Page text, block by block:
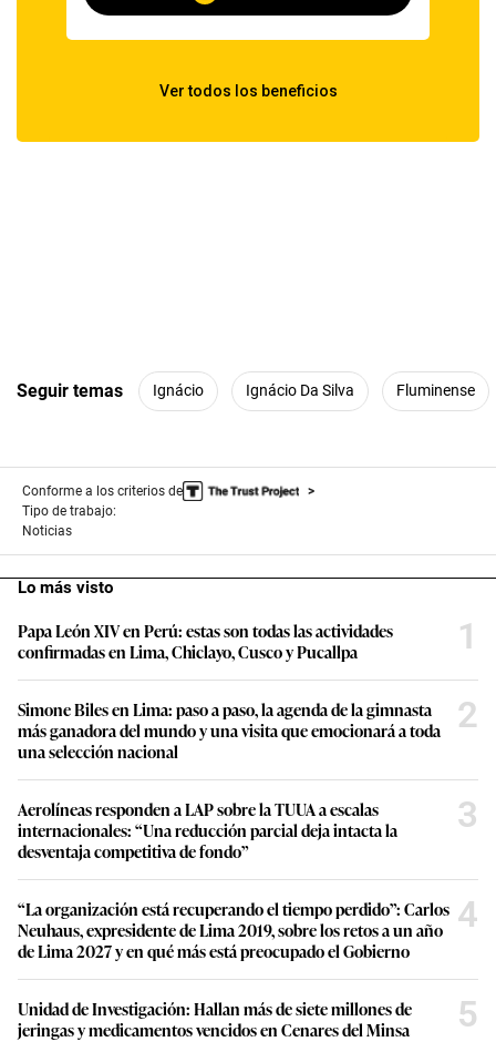
Seguir temas Ignácio Ignácio Da Silva Fluminense
Conforme a los criterios de
Tipo de trabajo:
Noticias
Lo más visto
Papa León XIV en Perú: estas son todas las actividades
confirmadas en Lima, Chiclayo, Cusco y Pucallpa
1
Simone Biles en Lima: paso a paso, la agenda de la gimnasta
más ganadora del mundo y una visita que emocionará a toda
una selección nacional
2
Aerolíneas responden a LAP sobre la TUUA a escalas
internacionales: “Una reducción parcial deja intacta la
desventaja competitiva de fondo”
3
“La organización está recuperando el tiempo perdido”: Carlos
Neuhaus, expresidente de Lima 2019, sobre los retos a un año
de Lima 2027 y en qué más está preocupado el Gobierno
4
Unidad de Investigación: Hallan más de siete millones de
jeringas y medicamentos vencidos en Cenares del Minsa
5